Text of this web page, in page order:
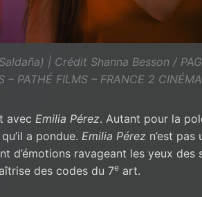
| Crédit Shanna Besson /
– PATHÉ FILMS – FRANCE 2
avec Emilia Pérez. Autant pour la
a pondue. Emilia Pérez n’est pas
d’émotions ravageant les yeux des
des codes du 7e art.